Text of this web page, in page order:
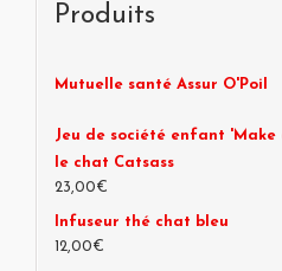
Produits
Mutuelle santé Assur O'Poil
Jeu de société enfant 'Make
le chat Catsass
23,00€
Infuseur thé chat bleu
12,00€